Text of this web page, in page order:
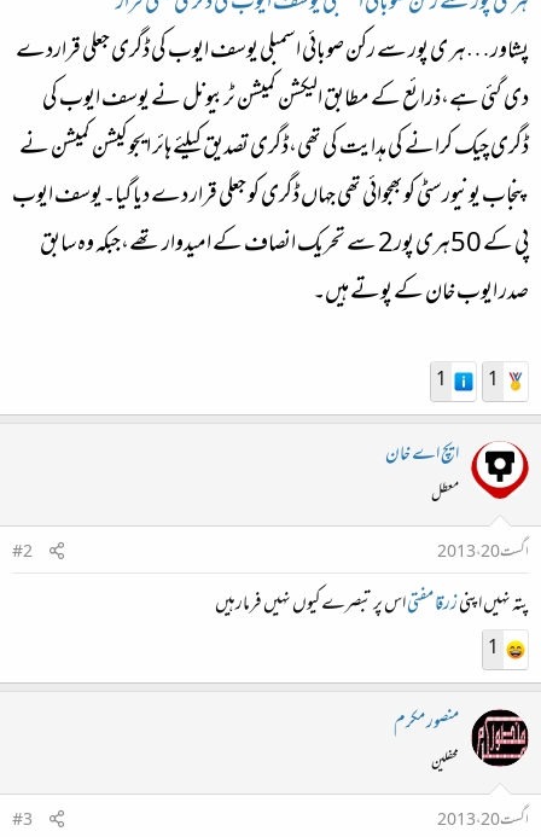
پشاور…ہر ی پور سے رکن صوبائی اسمبلی یوسف ایوب کی ڈگری جعلی قراردے
دی گئی ہے،ذرائع کے مطابق الیکشن کمیشن ٹربیونل نے یوسف ایوب کی
ڈگری چیک کرانے کی ہدایت کی تھی،ڈگری تصدیق کیلئے ہائر ایجوکیشن کمیشن نے
پنجاب یونیورسٹی کوبھجوائی تھی جہاں ڈگری کو جعلی قرار دے دیا گیا۔یوسف ایوب
پی کے 50ہری پور2 سے تحریک انصاف کے امیدوار تھے،جبکہ وہ سابق
صدر ایوب خان کے پوتے ہیں۔
1
1
ایچ اے خان
معطل
اگست 20، 2013
#2
پتہ نہیں اپنیزرقا مفتیاس پر تبصرے کیوں نہیں فرمارہیں
1
منصور مکرم
محفلین
اگست 20، 2013
#3